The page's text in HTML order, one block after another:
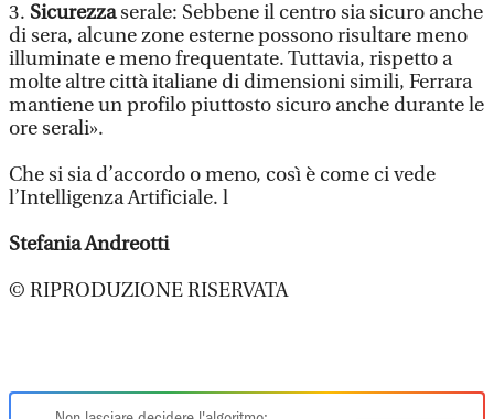
3. Sicurezzaserale: Sebbene il centro sia sicuro anche
di sera, alcune zone esterne possono risultare meno
illuminate e meno frequentate. Tuttavia, rispetto a
molte altre città italiane di dimensioni simili, Ferrara
mantiene un profilo piuttosto sicuro anche durante le
ore serali».
Che si sia d’accordo o meno, così è come ci vede
l’Intelligenza Artificiale. l
Stefania Andreotti
© RIPRODUZIONE RISERVATA